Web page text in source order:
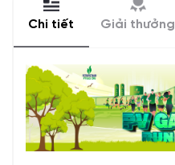
Chi tiết Giải thưởng